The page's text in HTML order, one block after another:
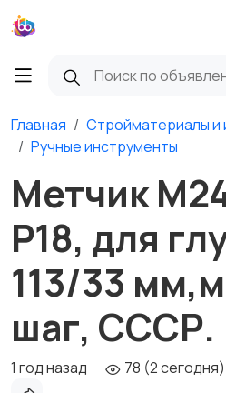
Главная
Стройматериалы и
Ручные инструменты
Метчик
Р18, для
113/33
шаг, СССР.
1 год назад 78 (2 сегодня)